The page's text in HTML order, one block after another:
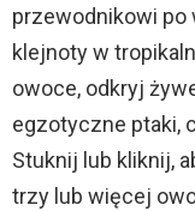
przewodnikowi po
klejnoty w
owoce, odkryj
egzotyczne ptaki,
Stuknij lub kliknij,
trzy lub więcej